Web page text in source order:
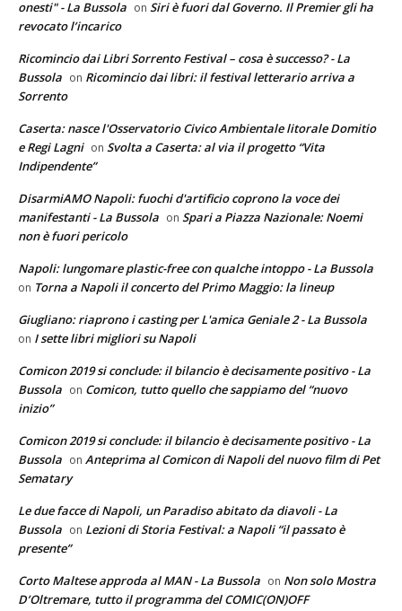
onesti" - La Bussola on Siri è fuori dal Governo. Il Premier gli ha
revocato l’incarico
Ricomincio dai Libri Sorrento Festival – cosa è successo? - La
Bussola on Ricomincio dai libri: il festival letterario arriva a
Sorrento
Caserta: nasce l'Osservatorio Civico Ambientale litorale Domitio
e Regi Lagni on Svolta a Caserta: al via il progetto “Vita
Indipendente”
DisarmiAMO Napoli: fuochi d'artificio coprono la voce dei
manifestanti - La Bussola on Spari a Piazza Nazionale: Noemi
non è fuori pericolo
Napoli: lungomare plastic-free con qualche intoppo - La Bussola
on Torna a Napoli il concerto del Primo Maggio: la lineup
Giugliano: riaprono i casting per L'amica Geniale 2 - La Bussola
on I sette libri migliori su Napoli
Comicon 2019 si conclude: il bilancio è decisamente positivo - La
Bussola on Comicon, tutto quello che sappiamo del “nuovo
inizio”
Comicon 2019 si conclude: il bilancio è decisamente positivo - La
Bussola on Anteprima al Comicon di Napoli del nuovo film di Pet
Sematary
Le due facce di Napoli, un Paradiso abitato da diavoli - La
Bussola on Lezioni di Storia Festival: a Napoli “il passato è
presente”
Corto Maltese approda al MAN - La Bussola on Non solo Mostra
D’Oltremare, tutto il programma del COMIC(ON)OFF